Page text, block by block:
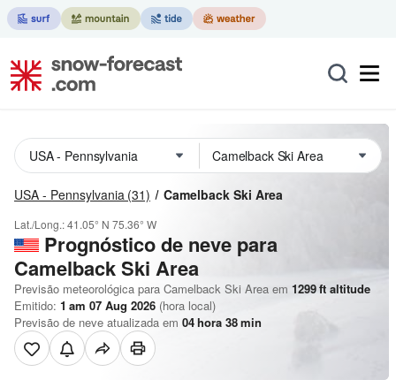
USA - Pennsylvania (31) Camelback Ski Area
Lat./Long.:41.05° N 75.36° W
Prognóstico de neve para
Camelback Ski Area
Previsão meteorológica para Camelback Ski Area em 1299ft altitude
Emitido: 1 am 07 Aug 2026 (hora local)
Previsão de neve atualizada em 04hora 38min